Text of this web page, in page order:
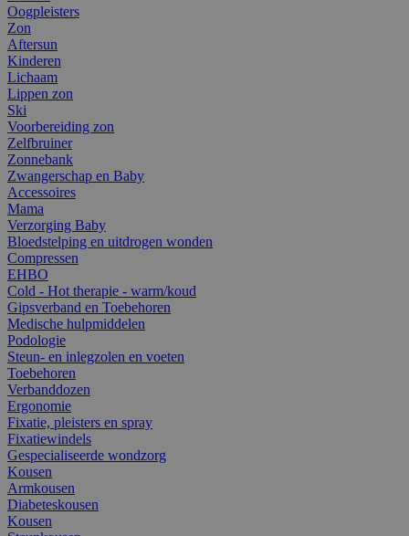
Oogpleisters
Zon
Aftersun
Kinderen
Lichaam
Lippen zon
Ski
Voorbereiding zon
Zelfbruiner
Zonnebank
Zwangerschap en Baby
Accessoires
Mama
Verzorging Baby
Bloedstelping en uitdrogen wonden
Compressen
EHBO
Cold - Hot therapie - warm/koud
Gipsverband en Toebehoren
Medische hulpmiddelen
Podologie
Steun- en inlegzolen en voeten
Toebehoren
Verbanddozen
Ergonomie
Fixatie, pleisters en spray
Fixatiewindels
Gespecialiseerde wondzorg
Kousen
Armkousen
Diabeteskousen
Kousen